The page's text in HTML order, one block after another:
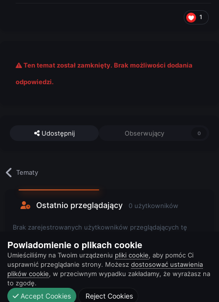
1
Ten temat został zamknięty. Brak możliwości dodania
odpowiedzi.
Udostępnij Obserwujący 0
Tematy
Ostatnio przeglądający 0 użytkowników
Brak zarejestrowanych użytkowników przeglądających tę
Powiadomienie o plikach cookie
Umieściliśmy na Twoim urządzeniu pliki cookie, aby pomóc Ci
usprawnić przeglądanie strony. Możesz dostosować ustawienia
plików cookie, w przeciwnym wypadku zakładamy, że wyrażasz na
to zgodę.
Accept Cookies Reject Cookies